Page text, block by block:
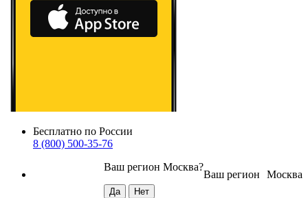
Бесплатно по России
8 (800) 500-35-76
Москва
Ваш регион
Ваш регион Москва?